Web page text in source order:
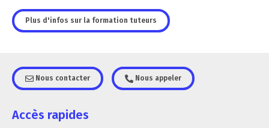
Plus d'infos sur la formation tuteurs
Nous contacter Nous appeler
Accès rapides